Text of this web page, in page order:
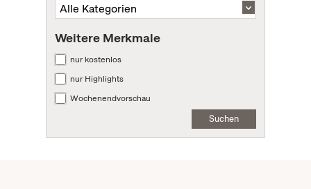
Weitere Merkmale
nur kostenlos
nur Highlights
Wochenendvorschau
Suchen